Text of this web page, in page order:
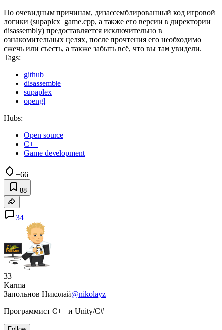
По очевидным причинам, дизассемблированный код игровой
логики (supaplex_game.cpp, а также его версии в директории
disassembly) предоставляется исключительно в
ознакомительных целях, после прочтения его необходимо
сжечь или съесть, а также забыть всё, что вы там увидели.
Tags:
github
disassemble
supaplex
opengl
Hubs:
Open source
C++
Game development
+66
88
34
33
Karma
Запольнов Николай@nikolayz
Программист С++ и Unity/C#